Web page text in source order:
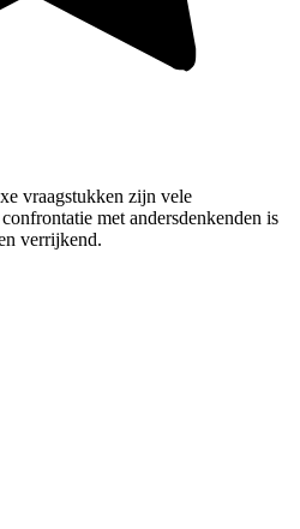
vraagstukken zijn vele
met andersdenkenden is
verrijkend.